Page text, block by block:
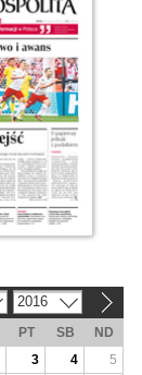
2016
PT SB
ND
3 4
5